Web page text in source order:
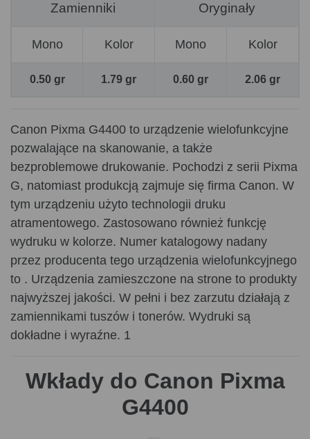
Zamienniki Oryginały
Mono Kolor Mono Kolor
0.50 gr 1.79 gr 0.60 gr 2.06 gr
Canon Pixma G4400 to urządzenie wielofunkcyjne
pozwalające na skanowanie, a także
bezproblemowe drukowanie. Pochodzi z serii Pixma
G, natomiast produkcją zajmuje się firma Canon. W
tym urządzeniu użyto technologii druku
atramentowego. Zastosowano również funkcję
wydruku w kolorze. Numer katalogowy nadany
przez producenta tego urządzenia wielofunkcyjnego
to . Urządzenia zamieszczone na strone to produkty
najwyższej jakości. W pełni i bez zarzutu działają z
zamiennikami tuszów i tonerów. Wydruki są
dokładne i wyraźne. 1
Wkłady do Canon Pixma
G4400